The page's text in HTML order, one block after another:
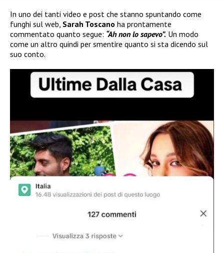
In uno dei tanti video e post che stanno spuntando come
funghi sul web, Sarah Toscano ha prontamente
commentato quanto segue: “Ah non lo sapevo”. Un modo
come un altro quindi per smentire quanto si sta dicendo sul
suo conto.